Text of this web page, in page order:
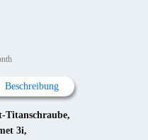
Beschreibung
Titanschraube,
3i,